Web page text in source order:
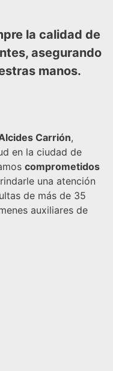
la calidad de
asegurando
manos.
Carrión,
en la ciudad de
comprometidos
una atención
de más de 35
auxiliares de